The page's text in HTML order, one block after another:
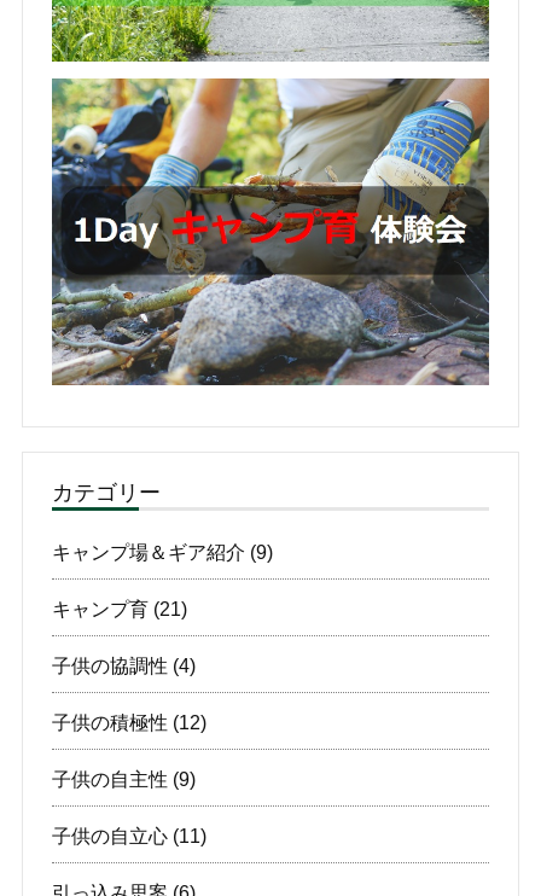
カテゴリー
キャンプ場＆ギア紹介 (9)
キャンプ育(21)
子供の協調性 (4)
子供の積極性 (12)
子供の自主性 (9)
子供の自立心(11)